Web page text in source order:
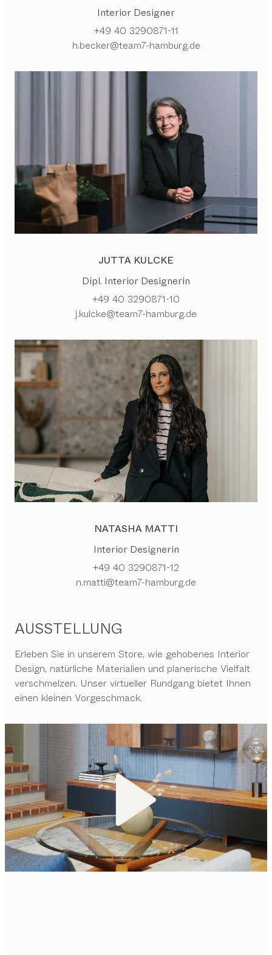
Interior Designer
+49 40 3290871-11
h.becker@team7-hamburg.de
JUTTA KULCKE
Dipl. Interior Designerin
+49 40 3290871-10
j.kulcke@team7-hamburg.de
NATASHA MATTI
Interior Designerin
+49 40 3290871-12
n.matti@team7-hamburg.de
AUSSTELLUNG
Erleben Sie in unserem Store, wie gehobenes Interior
Design, natürliche Materialien und planerische Vielfalt
verschmelzen. Unser virtueller Rundgang bietet Ihnen
einen kleinen Vorgeschmack.